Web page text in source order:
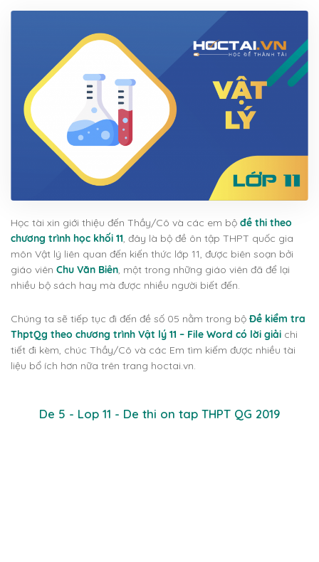
Học tài xin giới thiệu đến Thầy/Cô và các em bộ đề thi theo
chương trình học khối 11, đây là bộ đề ôn tập THPT quốc gia
môn Vật lý liên quan đến kiến thức lớp 11, được biên soạn bởi
giáo viên Chu Văn Biên, một trong những giáo viên đã để lại
nhiều bộ sách hay mà được nhiều người biết đến.
Chúng ta sẽ tiếp tục đi đến đề số 05 nằm trong bộ Đề kiểm tra
ThptQg theo chương trình Vật lý 11 – File Word có lời giải chi
tiết đi kèm, chúc Thầy/Cô và các Em tìm kiếm được nhiều tài
liệu bổ ích hơn nữa trên trang hoctai.vn.
De 5 - Lop 11 - De thi on tap THPT QG 2019